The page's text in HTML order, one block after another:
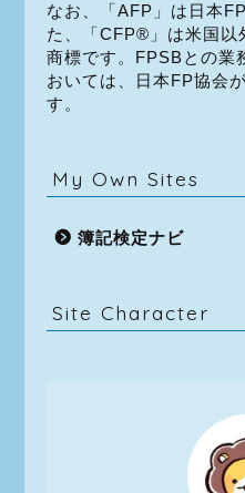
なお、「AFP」は日本
た、「CFP®」は米国以
商標です。FPSBとの業
おいては、日本FP協会
す。
My Own Sites
簿記検定ナビ
Site Character